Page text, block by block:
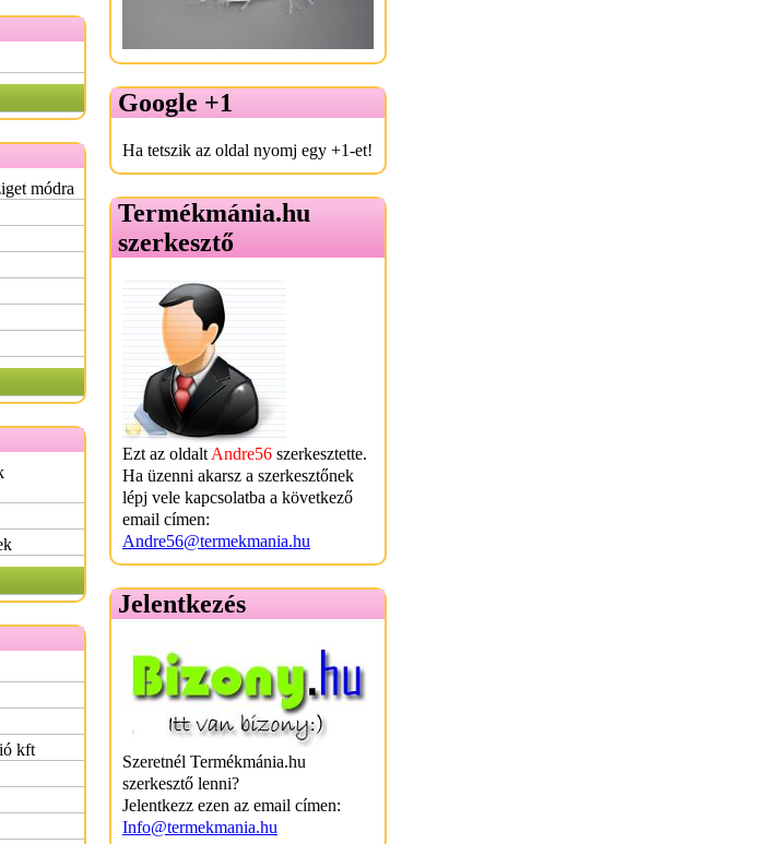
módra
kft
Google +1
Ha tetszik az oldal nyomj egy +1-et!
Termékmánia.hu
szerkesztő
Ezt az oldalt Andre56 szerkesztette.
Ha üzenni akarsz a szerkesztőnek
lépj vele kapcsolatba a következő
email címen:
Andre56@termekmania.hu
Jelentkezés
Szeretnél Termékmánia.hu
szerkesztő lenni?
Jelentkezz ezen az email címen:
Info@termekmania.hu